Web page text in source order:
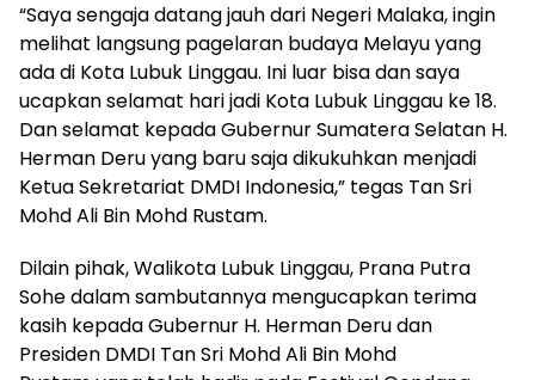
“Saya sengaja datang jauh dari Negeri Malaka, ingin
melihat langsung pagelaran budaya Melayu yang
ada di Kota Lubuk Linggau. Ini luar bisa dan saya
ucapkan selamat hari jadi Kota Lubuk Linggau ke 18.
Dan selamat kepada Gubernur Sumatera Selatan H.
Herman Deru yang baru saja dikukuhkan menjadi
Ketua Sekretariat DMDI Indonesia,” tegas Tan Sri
Mohd Ali Bin Mohd Rustam.
Dilain pihak, Walikota Lubuk Linggau, Prana Putra
Sohe dalam sambutannya mengucapkan terima
kasih kepada Gubernur H. Herman Deru dan
Presiden DMDI Tan Sri Mohd Ali Bin Mohd